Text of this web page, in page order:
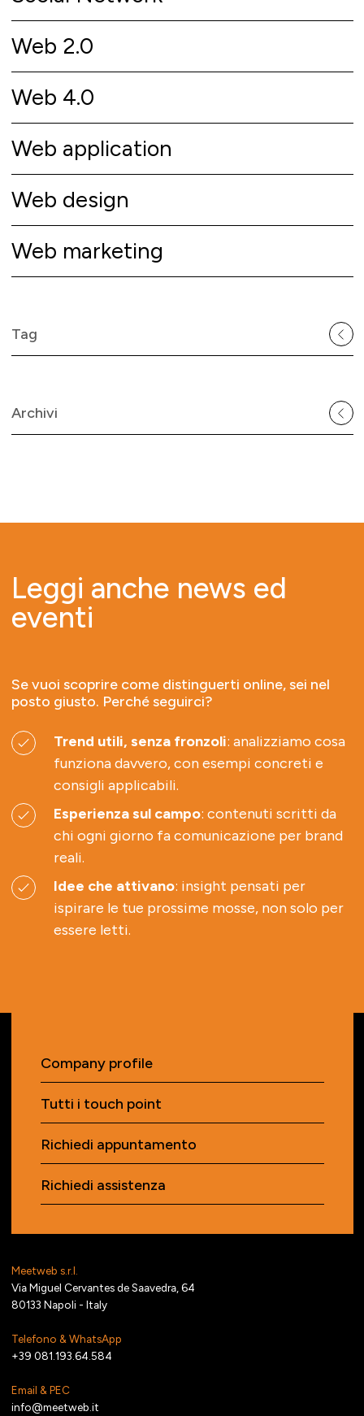
Web 2.0
Web 4.0
Web application
Web design
Web marketing
Tag
Archivi
Leggi anche news ed
eventi
Se vuoi scoprire come distinguerti online, sei nel
posto giusto. Perché seguirci?
Trend utili, senza fronzoli: analizziamo cosa
funziona davvero, con esempi concreti e
consigli applicabili.
Esperienza sul campo: contenuti scritti da
chi ogni giorno fa comunicazione per brand
reali.
Idee che attivano: insight pensati per
ispirare le tue prossime mosse, non solo per
essere letti.
Meetweb s.r.l.
Via Miguel Cervantes de Saavedra, 64
80133 Napoli - Italy
Telefono & WhatsApp
+39 081.193.64.584
Email & PEC
info@meetweb.it
Company profile
Tutti i touch point
Richiedi appuntamento
Richiedi assistenza